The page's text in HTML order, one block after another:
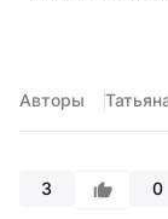
Авторы
3 0